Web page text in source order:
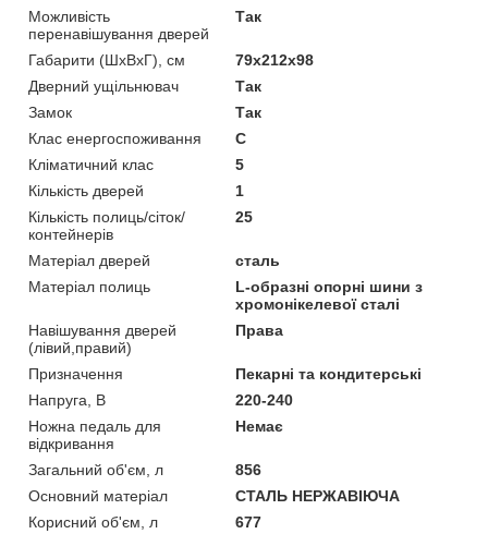
Можливість
перенавішування дверей
Так
Габарити (ШхВхГ), см
79x212x98
Дверний ущільнювач
Так
Замок
Так
Клас енергоспоживання
C
Кліматичний клас
5
Кількість дверей
1
Кількість полиць/сіток/
контейнерів
25
Матеріал дверей
сталь
Матеріал полиць
L-образні опорні шини з
хромонікелевої сталі
Навішування дверей
(лівий,правий)
Права
Призначення
Пекарні та кондитерські
Напруга, В
220-240
Ножна педаль для
відкривання
Немає
Загальний об'єм, л
856
Основний матеріал
СТАЛЬ НЕРЖАВІЮЧА
Корисний об'єм, л
677